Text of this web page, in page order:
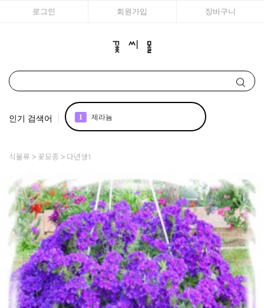
로그인 회원가입 장바구니
인기 검색어 1 제라늄
4 조날
5 아이비 제라늄
6 어린모종 국화
7 접시꽃
식물류 꽃모종 다년생1